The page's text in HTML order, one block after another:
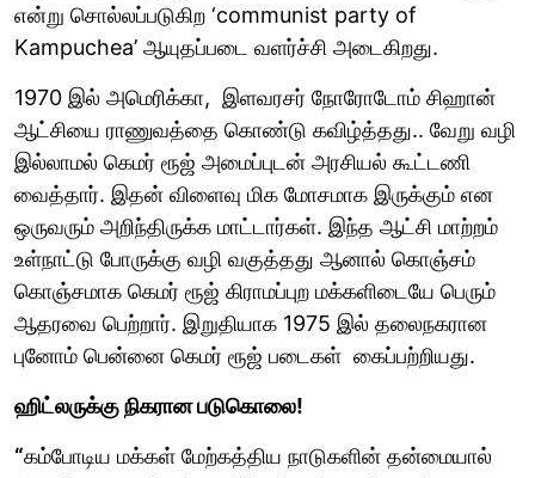
என்று சொல்லப்படுகிற ‘communist party of
Kampuchea’ ஆயுதப்படை வளர்ச்சி அடைகிறது.
1970 இல் அமெரிக்கா, இளவரசர் நோரோடோம் சிஹான்
ஆட்சியை ராணுவத்தை கொண்டு கவிழ்த்தது.. வேறு வழி
இல்லாமல் கெமர் ரூஜ் அமைப்புடன் அரசியல் கூட்டணி
வைத்தார். இதன் விளைவு மிக மோசமாக இருக்கும் என
ஒருவரும் அறிந்திருக்க மாட்டார்கள். இந்த ஆட்சி மாற்றம்
உள்நாட்டு போருக்கு வழி வகுத்தது ஆனால் கொஞ்சம்
கொஞ்சமாக கெமர் ரூஜ் கிராமப்புற மக்களிடையே பெரும்
ஆதரவை பெற்றார். இறுதியாக 1975 இல் தலைநகரான
புனோம் பென்னை கெமர் ரூஜ் படைகள் கைப்பற்றியது.
ஹிட்லருக்கு நிகரான படுகொலை!
“கம்போடிய மக்கள் மேற்கத்திய நாடுகளின் தன்மையால்